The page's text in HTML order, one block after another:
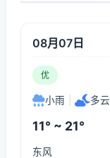
08月07日
优
小雨 多云
11° ~ 21°
东风